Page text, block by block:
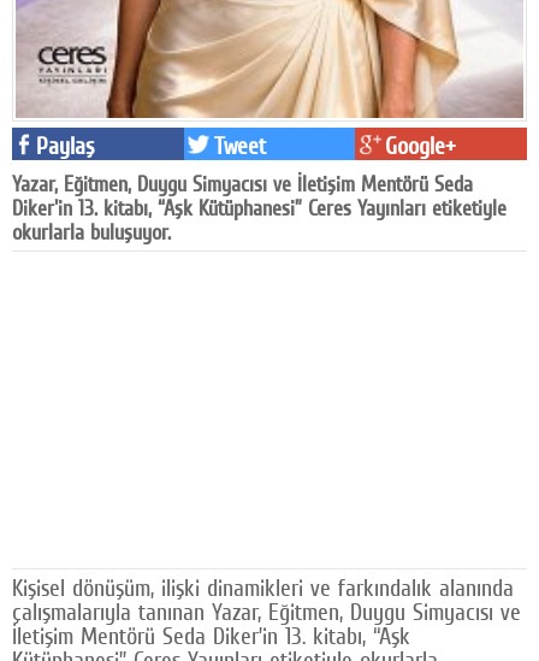
Künye
SOSYAL MEDYA
Facebook
Twitter
Google Plus
Paylaş Tweet Google+
Yazar, Eğitmen, Duygu Simyacısı ve İletişim Mentörü Seda
Diker'in 13. kitabı, “Aşk Kütüphanesi” Ceres Yayınları etiketiyle
okurlarla buluşuyor.
Kişisel dönüşüm, ilişki dinamikleri ve farkındalık alanında
çalışmalarıyla tanınan Yazar, Eğitmen, Duygu Simyacısı ve
İletişim Mentörü Seda Diker’in 13. kitabı, “Aşk